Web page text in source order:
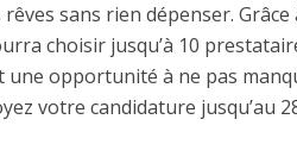
sans rien dépenser.
choisir jusqu’à 10
une opportunité à ne pas
votre candidature jusqu’au